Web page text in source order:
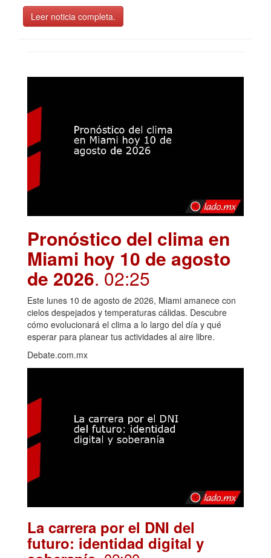
Leer noticia completa.
Pronóstico del clima en
Miami hoy 10 de agosto
de 2026. 02:25
Este lunes 10 de agosto de 2026, Miami amanece con
cielos despejados y temperaturas cálidas. Descubre
cómo evolucionará el clima a lo largo del día y qué
esperar para planear tus actividades al aire libre.
Debate.com.mx
La carrera por el DNI del
futuro: identidad digital y